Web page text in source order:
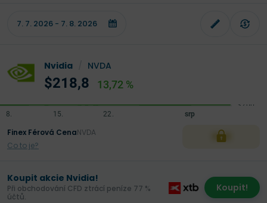
Nvidia NVDA
$218,8 13,72 %
Finex Férová CenaNVDA
Co to je?
XXX
Koupit akcie Nvidia!
Při obchodování CFD ztrácí peníze 77 %
účtů.
Koupit!